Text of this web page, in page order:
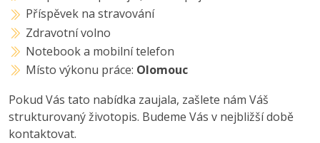
Příspěvek na stravování
Zdravotní volno
Notebook a mobilní telefon
Místo výkonu práce: Olomouc
Pokud Vás tato nabídka zaujala, zašlete nám Váš
strukturovaný životopis. Budeme Vás v nejbližší době
kontaktovat.